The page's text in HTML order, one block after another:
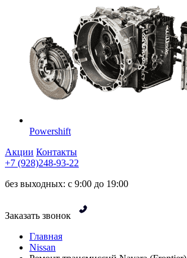
Powershift
Акции Контакты
+7 (928)248-93-22
без выходных: с 9:00 до 19:00
Заказать звонок
Главная
Nissan